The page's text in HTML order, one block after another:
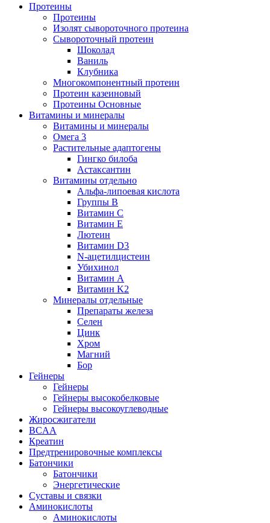
Протеины
Протеины
Изолят сывороточного протеина
Сывороточный протеин
Шоколад
Ваниль
Клубника
Многокомпонентный протеин
Протеин казеиновый
Протеины Основные
Витамины и минералы
Витамины и минералы
Омега 3
Растительные адаптогены
Гингко билоба
Астаксантин
Витамины отдельно
Альфа-липоевая кислота
Группы B
Витамин С
Витамин Е
Лютеин
Витамин D3
N-ацетилцистеин
Убихинол
Витамин А
Витамин K2
Минералы отдельные
Препараты железа
Селен
Цинк
Хром
Магний
Бор
Гейнеры
Гейнеры
Гейнеры высокобелковые
Гейнеры высокоуглеводные
Жиросжигатели
BCAA
Креатин
Предтренировочные комплексы
Батончики
Батончики
Энергетические
Суставы и связки
Аминокислоты
Аминокислоты